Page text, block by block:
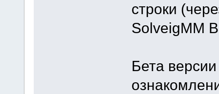
строки
SolveigMM
Бета